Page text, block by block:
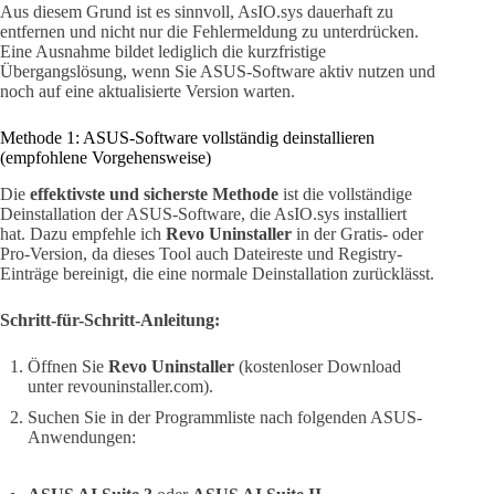
Aus diesem Grund ist es sinnvoll, AsIO.sys dauerhaft zu
entfernen und nicht nur die Fehlermeldung zu unterdrücken.
Eine Ausnahme bildet lediglich die kurzfristige
Übergangslösung, wenn Sie ASUS-Software aktiv nutzen und
noch auf eine aktualisierte Version warten.
Methode 1: ASUS-Software vollständig deinstallieren
(empfohlene Vorgehensweise)
Die effektivste und sicherste Methode ist die vollständige
Deinstallation der ASUS-Software, die AsIO.sys installiert
hat. Dazu empfehle ich Revo Uninstaller in der Gratis- oder
Pro-Version, da dieses Tool auch Dateireste und Registry-
Einträge bereinigt, die eine normale Deinstallation zurücklässt.
Schritt-für-Schritt-Anleitung:
Öffnen Sie Revo Uninstaller (kostenloser Download
unter revouninstaller.com).
Suchen Sie in der Programmliste nach folgenden ASUS-
Anwendungen: